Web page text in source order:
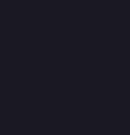
14 juin de 11h à
première édition
lieu à D'un peu plus